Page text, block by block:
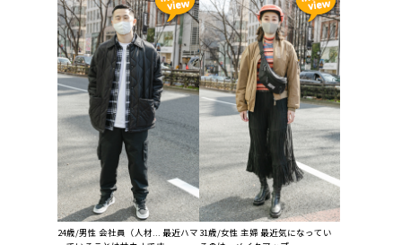
24歳/男性 会社員（人材... 最近ハマ 31歳/女性 主婦 最近気になってい